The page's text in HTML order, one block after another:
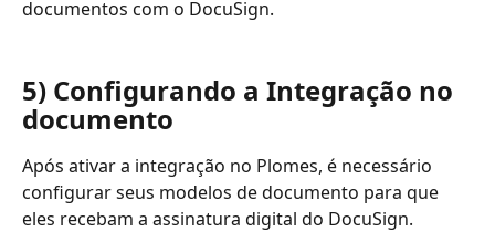
documentos com o DocuSign.
5) Configurando a Integração no
documento
Após ativar a integração no Plomes, é necessário
configurar seus modelos de documento para que
eles recebam a assinatura digital do DocuSign.